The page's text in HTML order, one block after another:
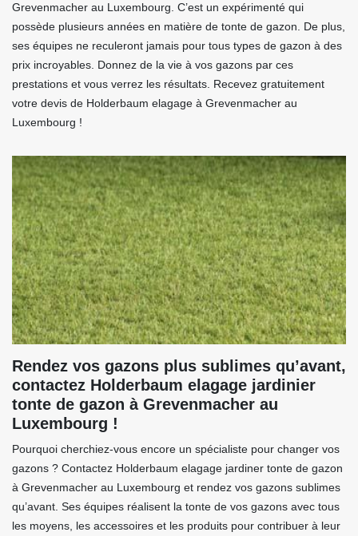
Grevenmacher au Luxembourg. C’est un expérimenté qui
possède plusieurs années en matière de tonte de gazon. De plus,
ses équipes ne reculeront jamais pour tous types de gazon à des
prix incroyables. Donnez de la vie à vos gazons par ces
prestations et vous verrez les résultats. Recevez gratuitement
votre devis de Holderbaum elagage à Grevenmacher au
Luxembourg !
Rendez vos gazons plus sublimes qu’avant,
contactez Holderbaum elagage jardinier
tonte de gazon à Grevenmacher au
Luxembourg !
Pourquoi cherchiez-vous encore un spécialiste pour changer vos
gazons ? Contactez Holderbaum elagage jardiner tonte de gazon
à Grevenmacher au Luxembourg et rendez vos gazons sublimes
qu’avant. Ses équipes réalisent la tonte de vos gazons avec tous
les moyens, les accessoires et les produits pour contribuer à leur